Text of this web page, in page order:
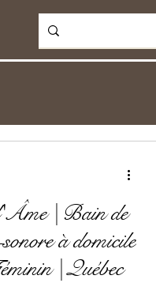
| Bain de
à domicile
| Québec